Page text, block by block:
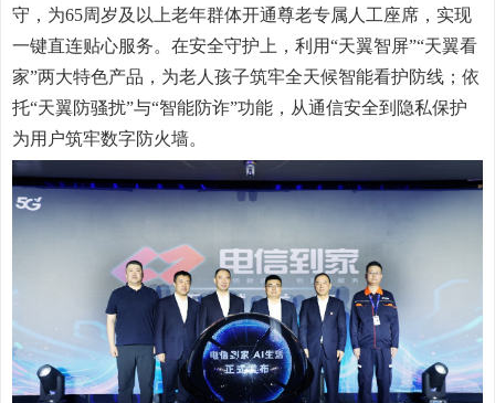
守，为65周岁及以上老年群体开通尊老专属人工座席，实现
一键直连贴心服务。在安全守护上，利用“天翼智屏”“天翼看
家”两大特色产品，为老人孩子筑牢全天候智能看护防线；依
托“天翼防骚扰”与“智能防诈”功能，从通信安全到隐私保护
为用户筑牢数字防火墙。